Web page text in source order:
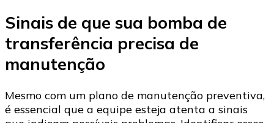
Sinais de que sua bomba de
transferência precisa de
manutenção
Mesmo com um plano de manutenção preventiva,
é essencial que a equipe esteja atenta a sinais